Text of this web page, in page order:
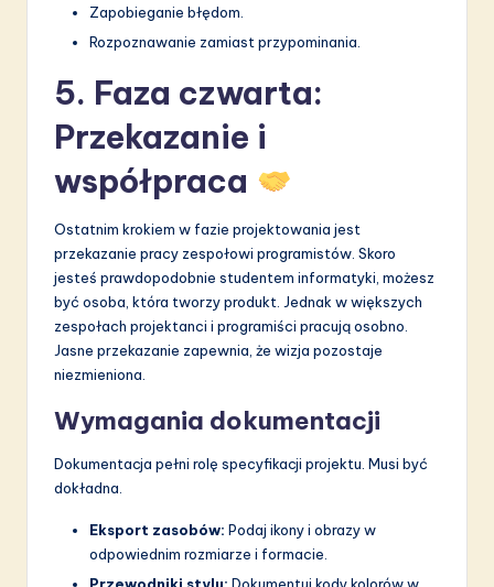
Zapobieganie błędom.
Rozpoznawanie zamiast przypominania.
5. Faza czwarta:
Przekazanie i
współpraca
Ostatnim krokiem w fazie projektowania jest
przekazanie pracy zespołowi programistów. Skoro
jesteś prawdopodobnie studentem informatyki, możesz
być osoba, która tworzy produkt. Jednak w większych
zespołach projektanci i programiści pracują osobno.
Jasne przekazanie zapewnia, że wizja pozostaje
niezmieniona.
Wymagania dokumentacji
Dokumentacja pełni rolę specyfikacji projektu. Musi być
dokładna.
Eksport zasobów: Podaj ikony i obrazy w
odpowiednim rozmiarze i formacie.